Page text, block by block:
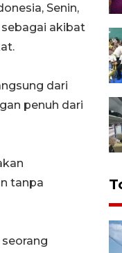
Senin,
akibat
dari
penuh dari
tanpa